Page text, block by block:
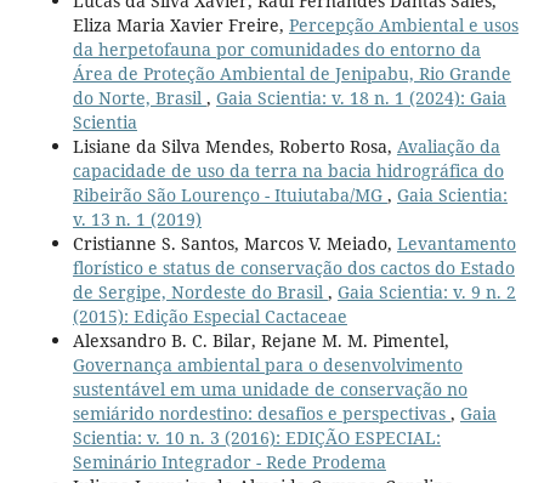
Eliza Maria Xavier Freire, Percepção Ambiental e usos
da herpetofauna por comunidades do entorno da
Área de Proteção Ambiental de Jenipabu, Rio Grande
do Norte, Brasil , Gaia Scientia: v. 18 n. 1 (2024): Gaia
Scientia
Lisiane da Silva Mendes, Roberto Rosa, Avaliação da
capacidade de uso da terra na bacia hidrográfica do
Ribeirão São Lourenço - Ituiutaba/MG , Gaia Scientia:
v. 13 n. 1 (2019)
Cristianne S. Santos, Marcos V. Meiado, Levantamento
florístico e status de conservação dos cactos do Estado
de Sergipe, Nordeste do Brasil , Gaia Scientia: v. 9 n. 2
(2015): Edição Especial Cactaceae
Alexsandro B. C. Bilar, Rejane M. M. Pimentel,
Governança ambiental para o desenvolvimento
sustentável em uma unidade de conservação no
semiárido nordestino: desafios e perspectivas , Gaia
Scientia: v. 10 n. 3 (2016): EDIÇÃO ESPECIAL:
Seminário Integrador - Rede Prodema